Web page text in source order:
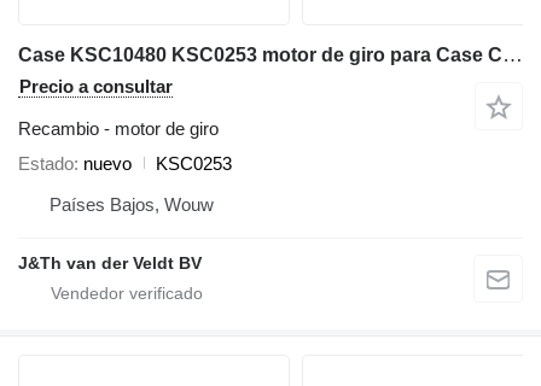
Case KSC10480 KSC0253 motor de giro para Case CX370C CX380C CX380D CX380E CX300B CX300C CX300D CX300E CX350B CX350C CX350D CX360B CX370B CX290B excavadora
Precio a consultar
Recambio - motor de giro
Estado nuevo
KSC0253
Países Bajos, Wouw
J&Th van der Veldt BV